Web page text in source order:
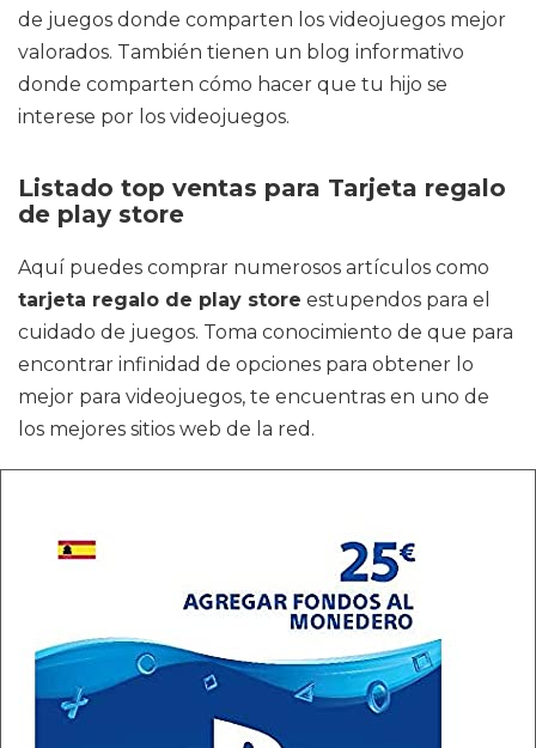
de juegos donde comparten los videojuegos mejor
valorados. También tienen un blog informativo
donde comparten cómo hacer que tu hijo se
interese por los videojuegos.
Listado top ventas para Tarjeta regalo
de play store
Aquí puedes comprar numerosos artículos como
tarjeta regalo de play store estupendos para el
cuidado de juegos. Toma conocimiento de que para
encontrar infinidad de opciones para obtener lo
mejor para videojuegos, te encuentras en uno de
los mejores sitios web de la red.